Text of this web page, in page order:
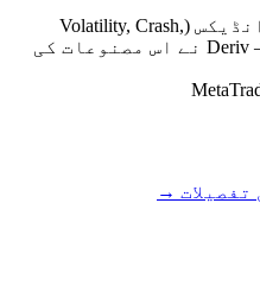
آپ مصنوعی انڈیکس (Volatility, Crash,
Boom) ٹریڈ کرتے ہیں — Deriv نے اس مصنوعات کی
تفصیلات →